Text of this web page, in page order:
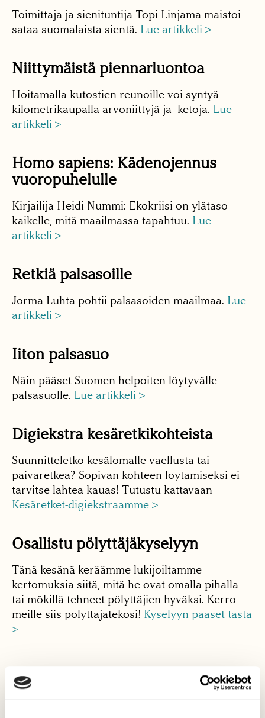
Toimittaja ja sienituntija Topi Linjama maistoi
sataa suomalaista sientä. Lue artikkeli >
Niittymäistä piennarluontoa
Hoitamalla kutostien reunoille voi syntyä
kilometrikaupalla arvoniittyjä ja -ketoja. Lue
artikkeli >
Homo sapiens: Kädenojennus
vuoropuhelulle
Kirjailija Heidi Nummi: Ekokriisi on ylätaso
kaikelle, mitä maailmassa tapahtuu. Lue
artikkeli >
Retkiä palsasoille
Jorma Luhta pohtii palsasoiden maailmaa. Lue
artikkeli >
Iiton palsasuo
Näin pääset Suomen helpoiten löytyvälle
palsasuolle. Lue artikkeli >
Digiekstra kesäretkikohteista
Suunnitteletko kesälomalle vaellusta tai
päiväretkeä? Sopivan kohteen löytämiseksi ei
tarvitse lähteä kauas! Tutustu kattavaan
Kesäretket-digiekstraamme >
Osallistu pölyttäjäkyselyyn
Tänä kesänä keräämme lukijoiltamme
kertomuksia siitä, mitä he ovat omalla pihalla
tai mökillä tehneet pölyttäjien hyväksi. Kerro
meille siis pölyttäjätekosi! Kyselyyn pääset tästä
>